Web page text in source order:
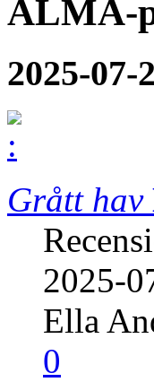
ALMA-
2025-07-
Grått hav
2025-
Ella
0